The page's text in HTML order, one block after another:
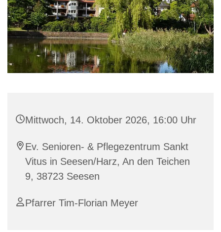
Mittwoch, 14. Oktober 2026, 16:00 Uhr
Ev. Senioren- & Pflegezentrum Sankt
Vitus in Seesen/Harz, An den Teichen
9, 38723 Seesen
Pfarrer Tim-Florian Meyer